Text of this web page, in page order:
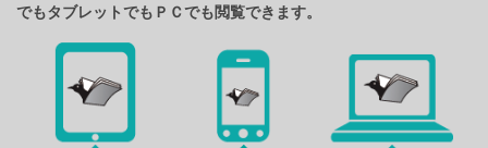
でもタブレットでもＰＣでも閲覧できます。